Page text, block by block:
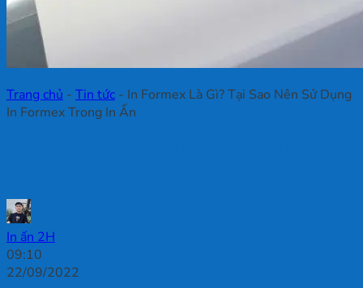
Quay trở lại cửa hàng
Trang chủ - Tin tức - In Formex Là Gì? Tại Sao Nên Sử Dụng
In Formex Trong In Ấn
In ấn 2H
09:10
22/09/2022